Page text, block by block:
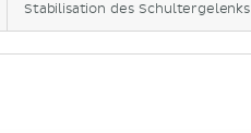
Stabilisation des Schultergelenks